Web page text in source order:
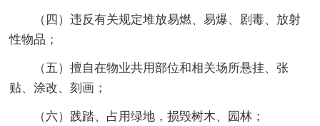
（四）违反有关规定堆放易燃、易爆、剧毒、放射
性物品；
（五）擅自在物业共用部位和相关场所悬挂、张
贴、涂改、刻画；
（六）践踏、占用绿地，损毁树木、园林；